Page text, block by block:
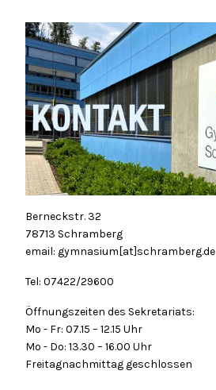
Berneckstr. 32
78713 Schramberg
email: gymnasium[at]schramberg.de
Tel: 07422/29600
Öffnungszeiten des Sekretariats:
Mo - Fr: 07.15 – 12.15 Uhr
Mo - Do: 13.30 – 16.00 Uhr
Freitagnachmittag geschlossen